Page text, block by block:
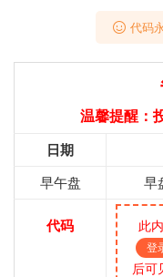
代码
温馨提醒：
日期
早午盘
早
代码 此
登
后可